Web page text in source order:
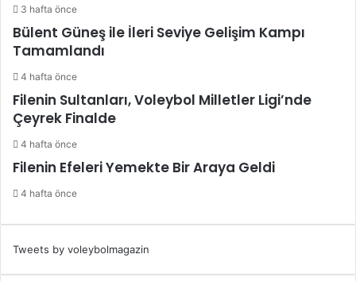
3 hafta önce
Bülent Güneş ile İleri Seviye Gelişim Kampı
Tamamlandı
4 hafta önce
Filenin Sultanları, Voleybol Milletler Ligi’nde
Çeyrek Finalde
4 hafta önce
Filenin Efeleri Yemekte Bir Araya Geldi
4 hafta önce
Tweets by voleybolmagazin